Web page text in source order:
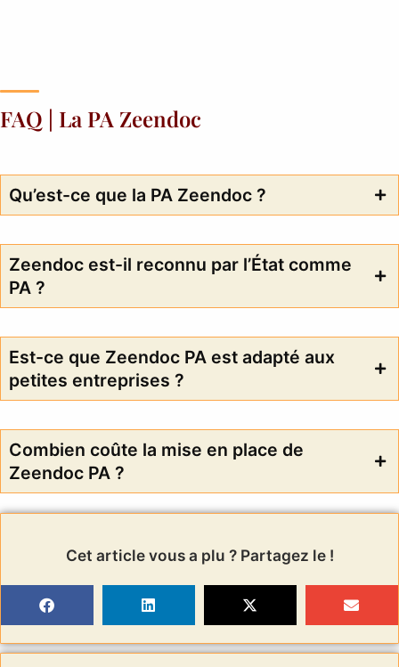
FAQ | La PA Zeendoc
Qu’est-ce que la PA Zeendoc ?
Zeendoc est-il reconnu par l’État comme
PA ?
Est-ce que Zeendoc PA est adapté aux
petites entreprises ?
Combien coûte la mise en place de
Zeendoc PA ?
Cet article vous a plu ? Partagez le !